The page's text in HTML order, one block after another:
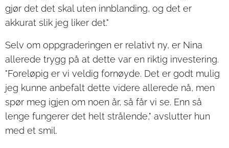
gjør det det skal uten innblanding, og det er
akkurat slik jeg liker det."
Selv om oppgraderingen er relativt ny, er Nina
allerede trygg på at dette var en riktig investering.
"Foreløpig er vi veldig fornøyde. Det er godt mulig
jeg kunne anbefalt dette videre allerede nå, men
spør meg igjen om noen år, så får vi se. Enn så
lenge fungerer det helt strålende," avslutter hun
med et smil.